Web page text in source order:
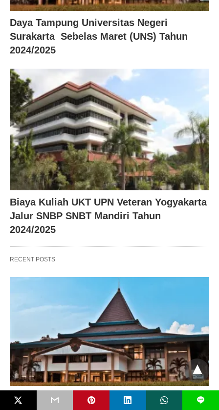
Daya Tampung Universitas Negeri
Surakarta Sebelas Maret (UNS) Tahun
2024/2025
Biaya Kuliah UKT UPN Veteran Yogyakarta
Jalur SNBP SNBT Mandiri Tahun
2024/2025
RECENT POSTS
DUNIA KAMPUS L